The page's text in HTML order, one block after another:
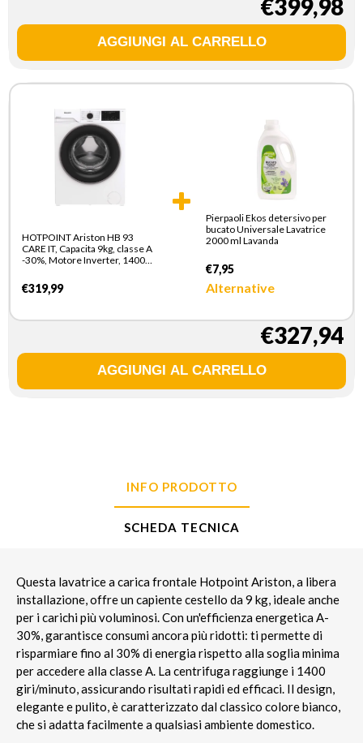
€399,98
HOTPOINT Ariston HB 93
CARE IT, Capacita 9kg, classe A
-30%, Motore Inverter, 1400
€319,99
Pierpaoli Ekos detersivo per
bucato Universale Lavatrice
2000 ml Lavanda
€7,95
Alternative
€327,94
INFO PRODOTTO
SCHEDA TECNICA
Questa lavatrice a carica frontale Hotpoint Ariston, a libera
installazione, offre un capiente cestello da 9 kg, ideale anche
per i carichi più voluminosi. Con un'efficienza energetica A-
30%, garantisce consumi ancora più ridotti: ti permette di
risparmiare fino al 30% di energia rispetto alla soglia minima
per accedere alla classe A. La centrifuga raggiunge i 1400
giri/minuto, assicurando risultati rapidi ed efficaci. Il design,
elegante e pulito, è caratterizzato dal classico colore bianco,
che si adatta facilmente a qualsiasi ambiente domestico.